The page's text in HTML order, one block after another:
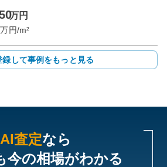
万円
万円/m²
録して事例をもっと見る
AI査定なら
今の相場がわかる